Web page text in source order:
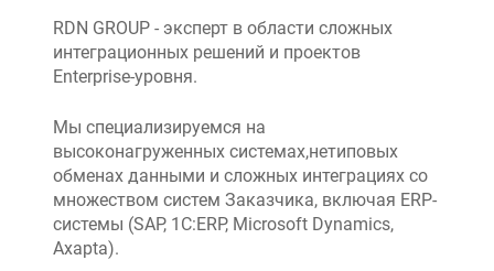
RDN GROUP - эксперт в области сложных
интеграционных решений и проектов
Enterprise-уровня.
Мы специализируемся на
высоконагруженных системах,нетиповых
обменах данными и сложных интеграциях со
множеством систем Заказчика, включая ERP-
системы (SAP, 1C:ERP, Microsoft Dynamics,
Axapta).